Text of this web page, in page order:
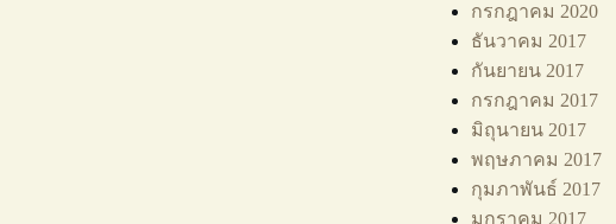
กรกฎาคม 2020
ธันวาคม 2017
กันยายน 2017
กรกฎาคม 2017
มิถุนายน 2017
พฤษภาคม 2017
กุมภาพันธ์ 2017
มกราคม 2017